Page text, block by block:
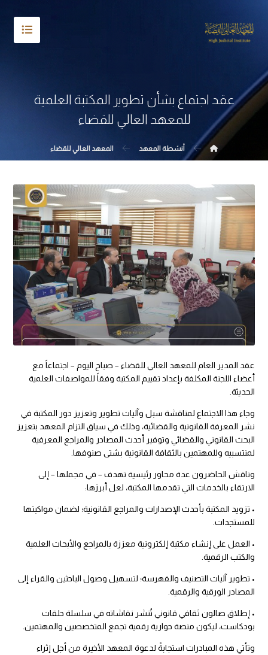
عقد اجتماع بشأن تطوير المكتبة العلمية
للمعهد العالي للقضاء
أنشطة المعهد المعهد العالي للقضاء
عقد المدير العام للمعهد العالي للقضاء – صباح اليوم – اجتماعاً مع
أعضاء اللجنة المكلفة بإعداد تقييم المكتبة وفقاً للمواصفات العلمية
الحديثة.
وجاء هذا الاجتماع لمناقشة سبل وآليات تطوير وتعزيز دور المكتبة في
نشر المعرفة القانونية والقضائية، وذلك في سياق التزام المعهد بتعزيز
البحث القانوني والقضائي وتوفير أحدث المصادر والمراجع المعرفية
لمنتسبيه وللمهتمين بالثقافة القانونية بشتى صنوفها.
وناقش الحاضرون عدة محاور رئيسية تهدف – في مجملها – إلى
الارتقاء بالخدمات التي تقدمها المكتبة، لعل أبرزها:
• تزويد المكتبة بأحدث الإصدارات والمراجع القانونية؛ لضمان مواكبتها
للمستجدات.
• العمل على إنشاء مكتبة إلكترونية معززة بالمراجع والأبحاث العلمية
والكتب الرقمية.
• تطوير آليات التصنيف والفهرسة؛ لتسهيل وصول الباحثين والقراء إلى
المصادر الورقية والرقمية.
• إطلاق صالون ثقافي قانوني تُنشر نقاشاته في سلسلة حلقات
بودكاست، ليكون منصة حوارية رقمية تجمع المتخصصين والمهتمين.
وتأتي هذه المبادرات استجابةً لدعوة المعهد الأخيرة من أجل إثراء